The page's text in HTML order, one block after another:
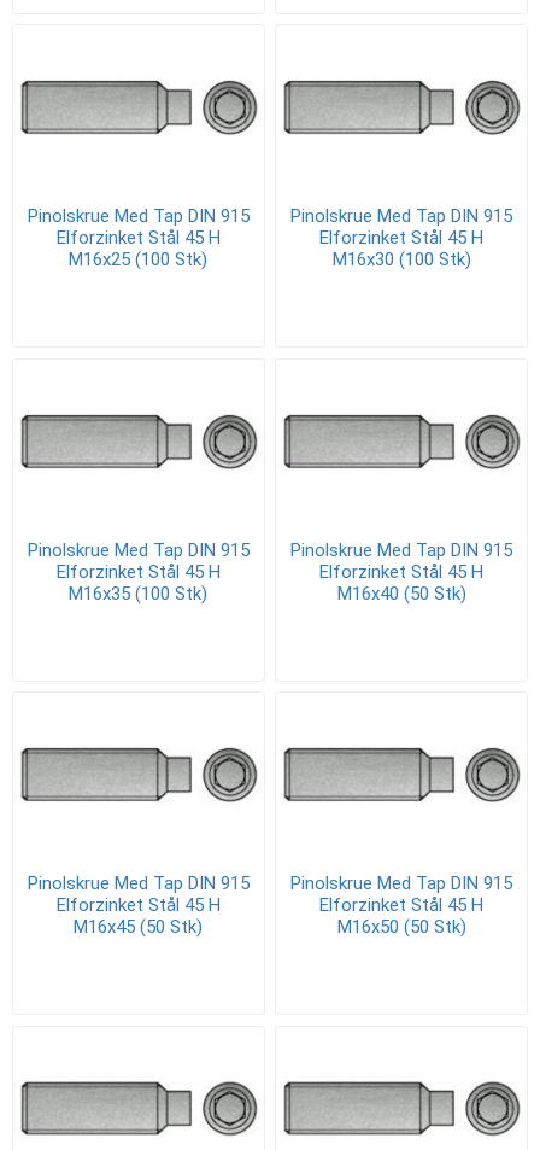
Pinolskrue Med Tap DIN 915
Elforzinket Stål 45 H
M16x25 (100 Stk)
Pinolskrue Med Tap DIN 915
Elforzinket Stål 45 H
M16x30 (100 Stk)
Pinolskrue Med Tap DIN 915
Elforzinket Stål 45 H
M16x35 (100 Stk)
Pinolskrue Med Tap DIN 915
Elforzinket Stål 45 H
M16x40 (50 Stk)
Pinolskrue Med Tap DIN 915
Elforzinket Stål 45 H
M16x45 (50 Stk)
Pinolskrue Med Tap DIN 915
Elforzinket Stål 45 H
M16x50 (50 Stk)